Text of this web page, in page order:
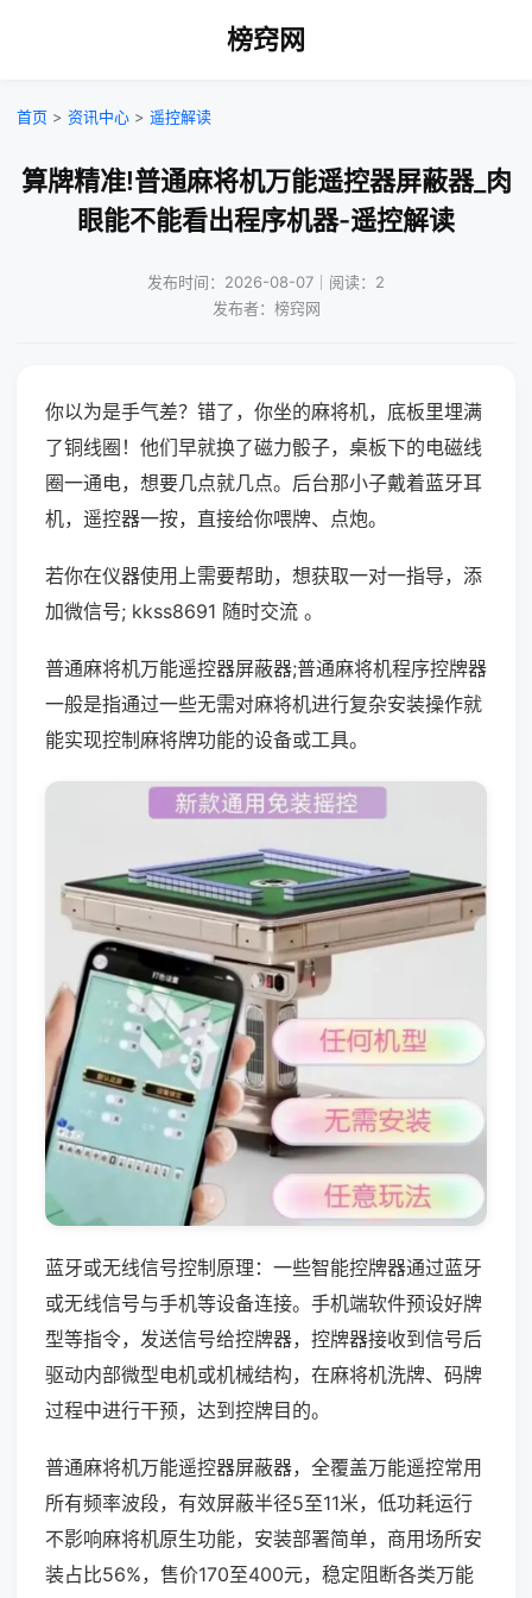
榜窍网
首页 > 资讯中心 > 遥控解读
算牌精准!普通麻将机万能遥控器屏蔽器_肉
眼能不能看出程序机器-遥控解读
发布时间：2026-08-07｜阅读：2
发布者：榜窍网
你以为是手气差？错了，你坐的麻将机，底板里埋满
了铜线圈！他们早就换了磁力骰子，桌板下的电磁线
圈一通电，想要几点就几点。后台那小子戴着蓝牙耳
机，遥控器一按，直接给你喂牌、点炮。
若你在仪器使用上需要帮助，想获取一对一指导，添
加微信号; kkss8691 随时交流 。
普通麻将机万能遥控器屏蔽器;普通麻将机程序控牌器
一般是指通过一些无需对麻将机进行复杂安装操作就
能实现控制麻将牌功能的设备或工具。
蓝牙或无线信号控制原理：一些智能控牌器通过蓝牙
或无线信号与手机等设备连接。手机端软件预设好牌
型等指令，发送信号给控牌器，控牌器接收到信号后
驱动内部微型电机或机械结构，在麻将机洗牌、码牌
过程中进行干预，达到控牌目的。
普通麻将机万能遥控器屏蔽器，全覆盖万能遥控常用
所有频率波段，有效屏蔽半径5至11米，低功耗运行
不影响麻将机原生功能，安装部署简单，商用场所安
装占比56%，售价170至400元，稳定阻断各类万能